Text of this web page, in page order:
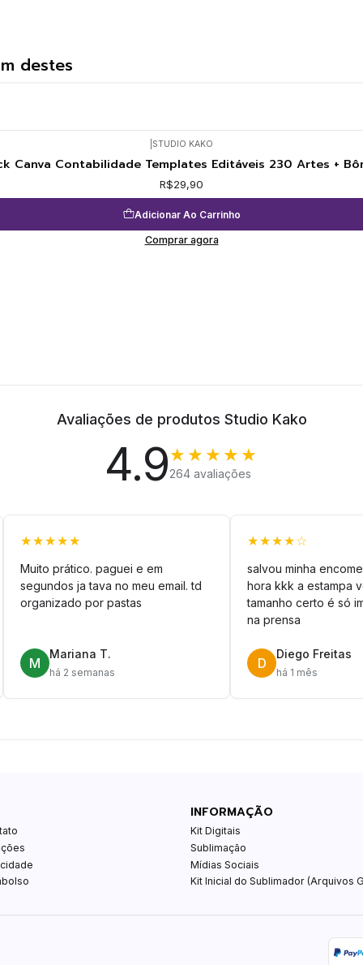
destes
STUDIO KAKO
Canva Contabilidade Templates Editáveis 230 Artes +
R$29,90
Adicionar Ao Carrinho
Comprar agora
Avaliações de produtos Studio Kako
4.9★★★★★
264 avaliações
★★★★★
Muito prático. paguei e em
segundos ja tava no meu email. td
organizado por pastas
M
Mariana T.
há 2 semanas
★★★★☆
salvou minha
hora kkk a estampa
tamanho certo é só
na prensa
D
Diego Freitas
há 1 mês
INFORMAÇÃO
Kit Digitais
Sublimação
Mídias Sociais
Kit Inicial do Sublimador (Arquivos